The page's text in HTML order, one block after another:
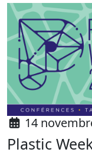
14
Plastic